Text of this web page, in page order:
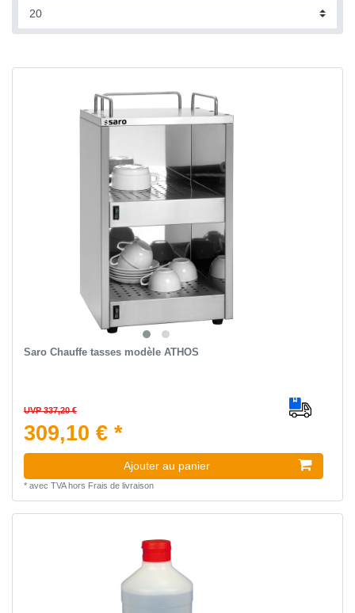
Saro Chauffe tasses modèle ATHOS
UVP 337,20 €
309,10 € *
Ajouter au panier
* avec TVAhors Frais de livraison